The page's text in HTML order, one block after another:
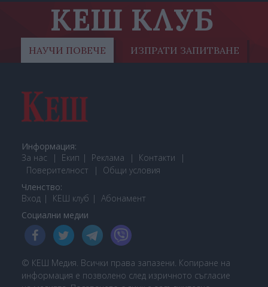
КЕШ КЛУБ
НАУЧИ ПОВЕЧЕ ИЗПРАТИ ЗАПИТВАНЕ
Информация:
За нас
Екип Реклама
Контакти
Поверителност
Общи условия
Членство:
Вход
КЕШ клуб Абонамент
Социални медии
© КЕШ Медия. Всички права запазени. Копиране на
информация е позволено след изричното съгласие